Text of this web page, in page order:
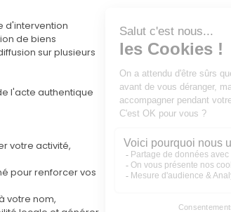
d'intervention
de biens
sur plusieurs
l'acte authentique
votre activité,
pour renforcer vos
votre nom,